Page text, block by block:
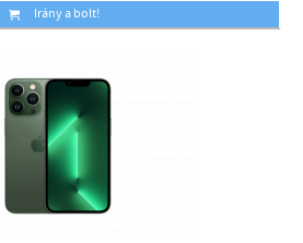
Irány a bolt!